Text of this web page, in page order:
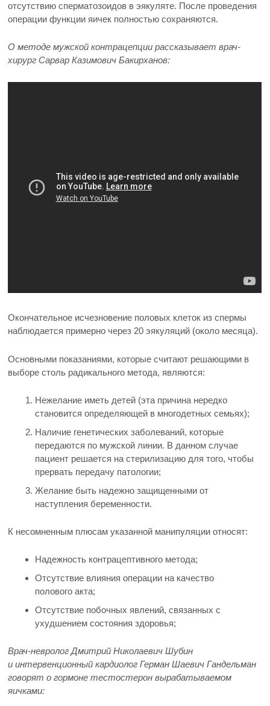
отсутствию сперматозоидов в эякуляте. После проведения
операции функции яичек полностью сохраняются.
О методе мужской контрацепции рассказывает врач-
хирург Сарвар Казимович Бакирханов:
Окончательное исчезновение половых клеток из спермы
наблюдается примерно через 20 эякуляций (около месяца).
Основными показаниями, которые считают решающими в
выборе столь радикального метода, являются:
Нежелание иметь детей (эта причина нередко
становится определяющей в многодетных семьях);
Наличие генетических заболеваний, которые
передаются по мужской линии. В данном случае
пациент решается на стерилизацию для того, чтобы
прервать передачу патологии;
Желание быть надежно защищенными от
наступления беременности.
К несомненным плюсам указанной манипуляции относят:
Надежность контрацептивного метода;
Отсутствие влияния операции на качество
полового акта;
Отсутствие побочных явлений, связанных с
ухудшением состояния здоровья;
Врач-невролог Дмитрий Николаевич Шубин
и интервенционный кардиолог Герман Шаевич Гандельман
говорят о гормоне тестостерон вырабатываемом
яичками: